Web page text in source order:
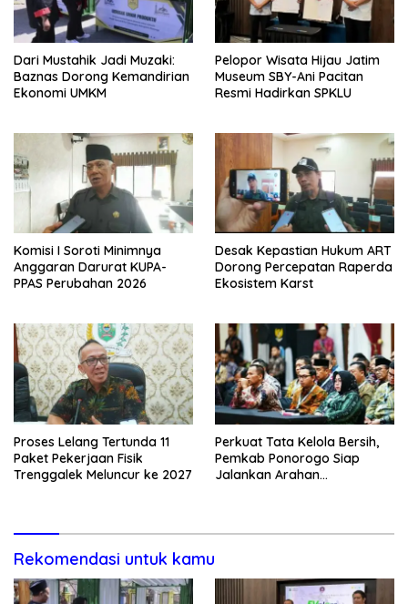
Dari Mustahik Jadi Muzaki:
Baznas Dorong Kemandirian
Ekonomi UMKM
Pelopor Wisata Hijau Jatim
Museum SBY-Ani Pacitan
Resmi Hadirkan SPKLU
Komisi I Soroti Minimnya
Anggaran Darurat KUPA-
PPAS Perubahan 2026
Desak Kepastian Hukum ART
Dorong Percepatan Raperda
Ekosistem Karst
Proses Lelang Tertunda 11
Paket Pekerjaan Fisik
Trenggalek Meluncur ke 2027
Perkuat Tata Kelola Bersih,
Pemkab Ponorogo Siap
Jalankan Arahan
Rekomendasi untuk kamu